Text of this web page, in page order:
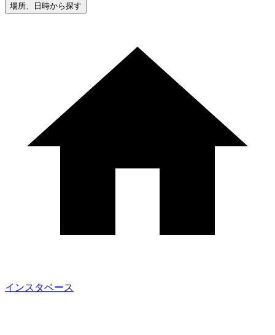
場所、日時から探す
インスタベース